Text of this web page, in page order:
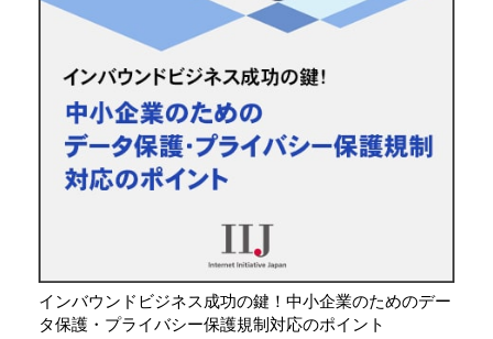
インバウンドビジネス成功の鍵！中小企業のためのデー
タ保護・プライバシー保護規制対応のポイント